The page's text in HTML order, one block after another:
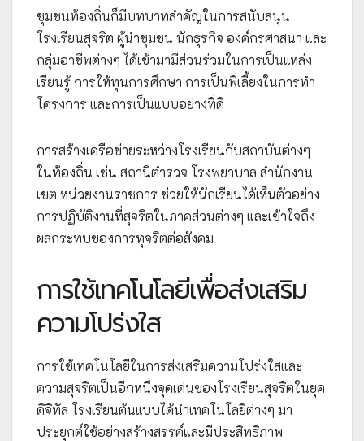
ชุมชนท้องถิ่นก็มีบทบาทสำคัญในการสนับสนุน
โรงเรียนสุจริต ผู้นำชุมชน นักธุรกิจ องค์กรศาสนา และ
กลุ่มอาชีพต่างๆ ได้เข้ามามีส่วนร่วมในการเป็นแหล่ง
เรียนรู้ การให้ทุนการศึกษา การเป็นพี่เลี้ยงในการทำ
โครงการ และการเป็นแบบอย่างที่ดี
การสร้างเครือข่ายระหว่างโรงเรียนกับสถาบันต่างๆ
ในท้องถิ่น เช่น สถานีตำรวจ โรงพยาบาล สำนักงาน
เขต หน่วยงานราชการ ช่วยให้นักเรียนได้เห็นตัวอย่าง
การปฏิบัติงานที่สุจริตในภาคส่วนต่างๆ และเข้าใจถึง
ผลกระทบของการทุจริตต่อสังคม
การใช้เทคโนโลยีเพื่อส่งเสริม
ความโปร่งใส
การใช้เทคโนโลยีในการส่งเสริมความโปร่งใสและ
ความสุจริตเป็นอีกหนึ่งจุดเด่นของโรงเรียนสุจริตในยุค
ดิจิทัล โรงเรียนต้นแบบได้นำเทคโนโลยีต่างๆ มา
ประยุกต์ใช้อย่างสร้างสรรค์และมีประสิทธิภาพ